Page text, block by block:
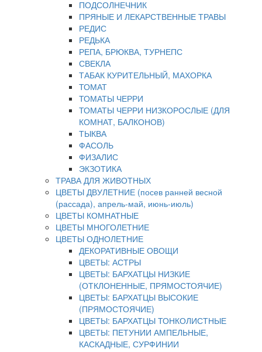
ПОДСОЛНЕЧНИК
ПРЯНЫЕ И ЛЕКАРСТВЕННЫЕ ТРАВЫ
РЕДИС
РЕДЬКА
РЕПА, БРЮКВА, ТУРНЕПС
СВЕКЛА
ТАБАК КУРИТЕЛЬНЫЙ, МАХОРКА
ТОМАТ
ТОМАТЫ ЧЕРРИ
ТОМАТЫ ЧЕРРИ НИЗКОРОСЛЫЕ (ДЛЯ
КОМНАТ, БАЛКОНОВ)
ТЫКВА
ФАСОЛЬ
ФИЗАЛИС
ЭКЗОТИКА
ТРАВА ДЛЯ ЖИВОТНЫХ
ЦВЕТЫ ДВУЛЕТНИЕ (посев ранней весной
(рассада), апрель-май, июнь-июль)
ЦВЕТЫ КОМНАТНЫЕ
ЦВЕТЫ МНОГОЛЕТНИЕ
ЦВЕТЫ ОДНОЛЕТНИЕ
ДЕКОРАТИВНЫЕ ОВОЩИ
ЦВЕТЫ: АСТРЫ
ЦВЕТЫ: БАРХАТЦЫ НИЗКИЕ
(ОТКЛОНЕННЫЕ, ПРЯМОСТОЯЧИЕ)
ЦВЕТЫ: БАРХАТЦЫ ВЫСОКИЕ
(ПРЯМОСТОЯЧИЕ)
ЦВЕТЫ: БАРХАТЦЫ ТОНКОЛИСТНЫЕ
ЦВЕТЫ: ПЕТУНИИ АМПЕЛЬНЫЕ,
КАСКАДНЫЕ, СУРФИНИИ